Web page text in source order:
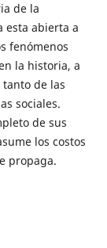
de la
esta abierta a
fenómenos
la historia, a
de las
sociales.
de sus
los costos
propaga.